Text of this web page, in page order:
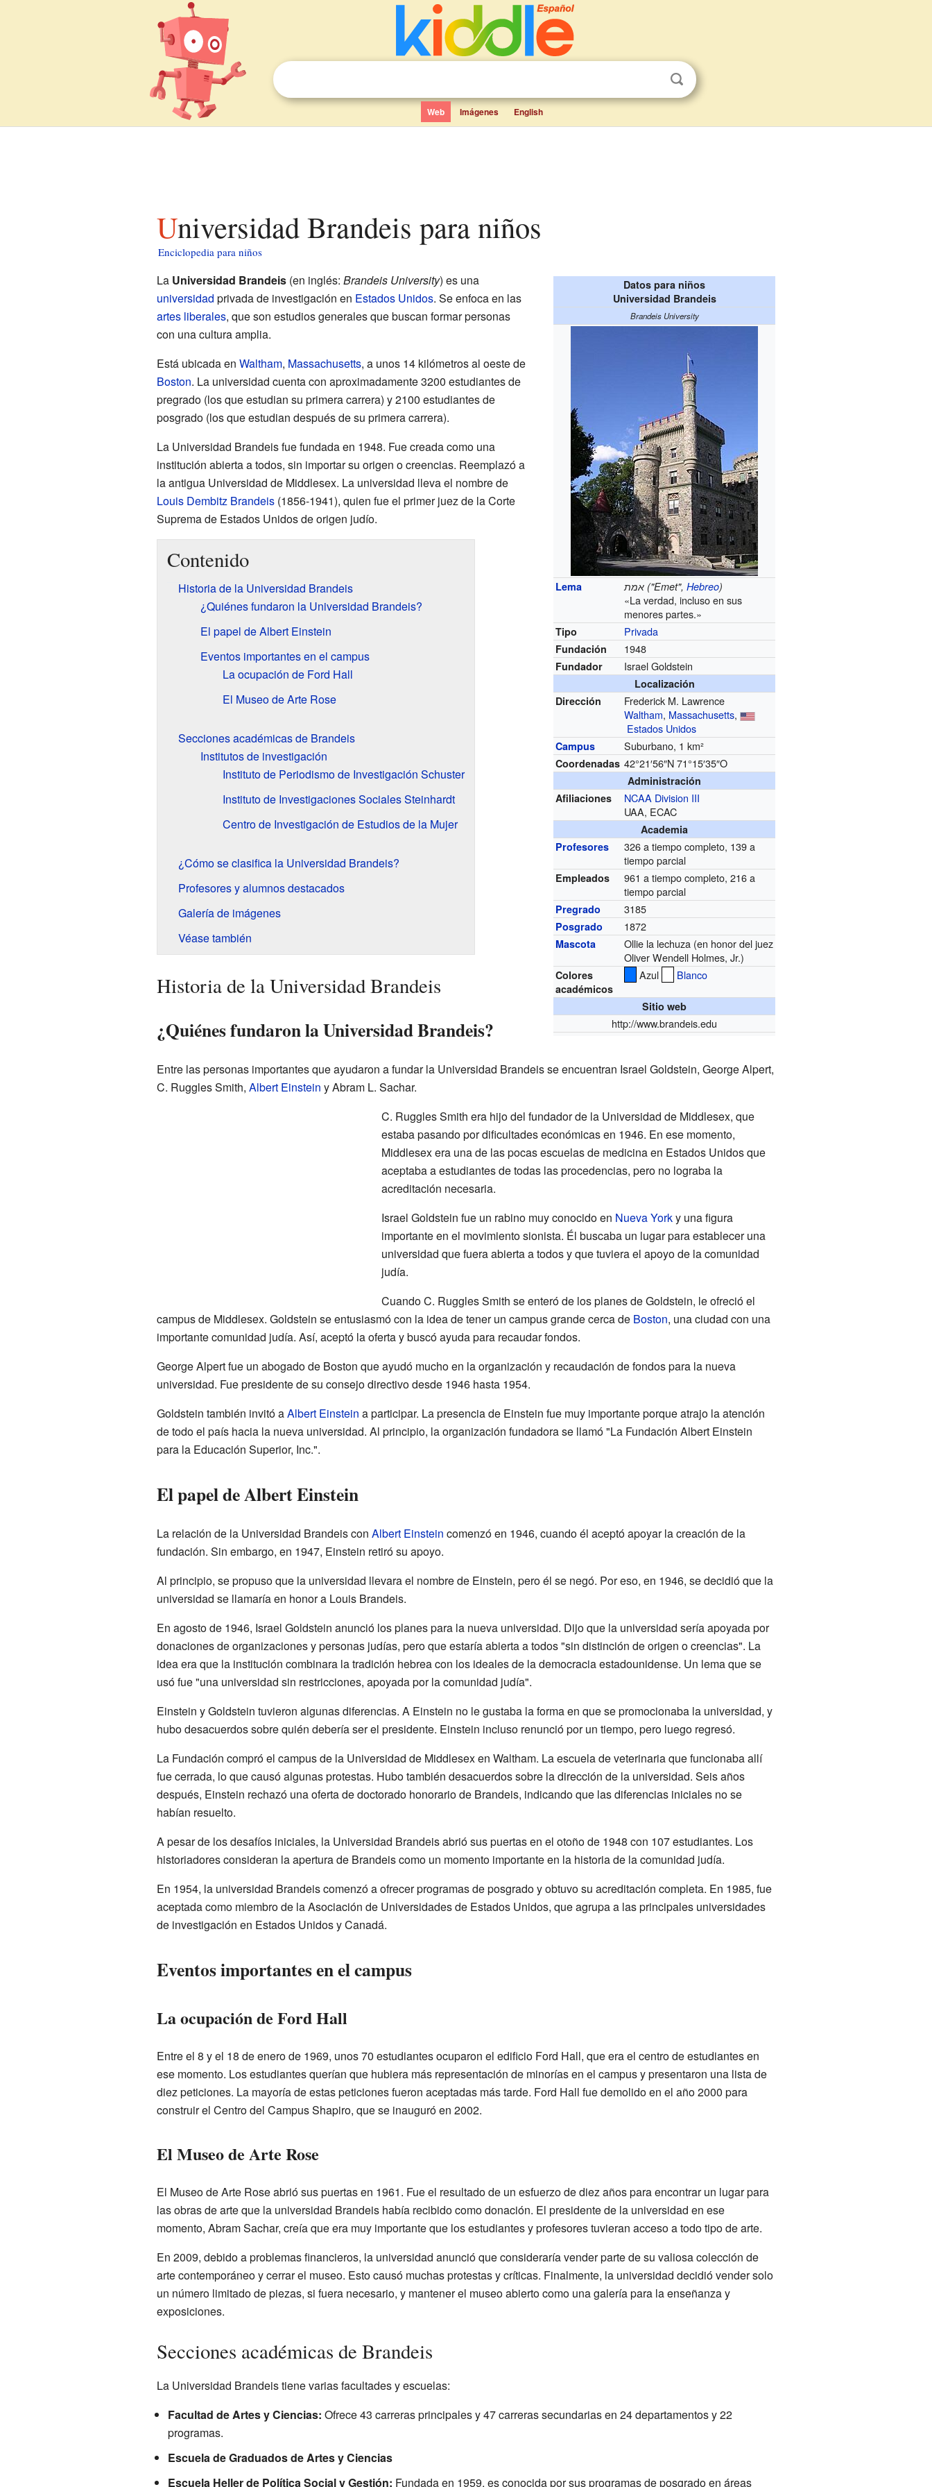
Web Imágenes English
Universidad Brandeis para niños
Enciclopedia para niños
Datos para niños
Universidad Brandeis
Brandeis University
Lema אמת ("Emet",Hebreo)
«La verdad, incluso en sus
menores partes.»
Tipo Privada
Fundación 1948
Fundador Israel Goldstein
Localización
Dirección
Frederick M. Lawrence
Waltham, Massachusetts,
Estados Unidos
Campus Suburbano, 1 km²
Coordenadas 42°21′56″N 71°15′35″O
Administración
Afiliaciones
NCAA Division III
UAA, ECAC
Academia
Profesores
326 a tiempo completo, 139 a
tiempo parcial
Empleados
961 a tiempo completo, 216 a
tiempo parcial
Pregrado 3185
Posgrado 1872
Mascota
Ollie la lechuza (en honor del juez
Oliver Wendell Holmes, Jr.)
Colores
académicos
Azul Blanco
Sitio web
http://www.brandeis.edu
La Universidad Brandeis(en inglés: Brandeis University) es una
universidad privada de investigación en Estados Unidos. Se enfoca en las
artes liberales, que son estudios generales que buscan formar personas
con una cultura amplia.
Está ubicada en Waltham, Massachusetts, a unos 14 kilómetros al oeste de
Boston. La universidad cuenta con aproximadamente 3200 estudiantes de
pregrado (los que estudian su primera carrera) y 2100 estudiantes de
posgrado (los que estudian después de su primera carrera).
La Universidad Brandeis fue fundada en 1948. Fue creada como una
institución abierta a todos, sin importar su origen o creencias. Reemplazó a
la antigua Universidad de Middlesex. La universidad lleva el nombre de
Louis Dembitz Brandeis(1856-1941), quien fue el primer juez de la Corte
Suprema de Estados Unidos de origen judío.
Contenido
Historia de la Universidad Brandeis
¿Quiénes fundaron la Universidad Brandeis?
El papel de Albert Einstein
Eventos importantes en el campus
La ocupación de Ford Hall
El Museo de Arte Rose
Secciones académicas de Brandeis
Institutos de investigación
Instituto de Periodismo de Investigación Schuster
Instituto de Investigaciones Sociales Steinhardt
Centro de Investigación de Estudios de la Mujer
¿Cómo se clasifica la Universidad Brandeis?
Profesores y alumnos destacados
Galería de imágenes
Véase también
Historia de la Universidad Brandeis
¿Quiénes fundaron la Universidad Brandeis?
Entre las personas importantes que ayudaron a fundar la Universidad Brandeis se encuentran Israel Goldstein, George Alpert,
C. Ruggles Smith, Albert Einstein y Abram L. Sachar.
C. Ruggles Smith era hijo del fundador de la Universidad de Middlesex, que
estaba pasando por dificultades económicas en 1946. En ese momento,
Middlesex era una de las pocas escuelas de medicina en Estados Unidos que
aceptaba a estudiantes de todas las procedencias, pero no lograba la
acreditación necesaria.
Israel Goldstein fue un rabino muy conocido en Nueva Yorky una figura
importante en el movimiento sionista. Él buscaba un lugar para establecer una
universidad que fuera abierta a todos y que tuviera el apoyo de la comunidad
judía.
Cuando C. Ruggles Smith se enteró de los planes de Goldstein, le ofreció el
campus de Middlesex. Goldstein se entusiasmó con la idea de tener un campus grande cerca de Boston, una ciudad con una
importante comunidad judía. Así, aceptó la oferta y buscó ayuda para recaudar fondos.
George Alpert fue un abogado de Boston que ayudó mucho en la organización y recaudación de fondos para la nueva
universidad. Fue presidente de su consejo directivo desde 1946 hasta 1954.
Goldstein también invitó aAlbert Einstein a participar. La presencia de Einstein fue muy importante porque atrajo la atención
de todo el país hacia la nueva universidad. Al principio, la organización fundadora se llamó "La Fundación Albert Einstein
para la Educación Superior, Inc.".
El papel de Albert Einstein
La relación de la Universidad Brandeis con Albert Einstein comenzó en 1946, cuando él aceptó apoyar la creación de la
fundación. Sin embargo, en 1947, Einstein retiró su apoyo.
Al principio, se propuso que la universidad llevara el nombre de Einstein, pero él se negó. Por eso, en 1946, se decidió que la
universidad se llamaría en honor a Louis Brandeis.
En agosto de 1946, Israel Goldstein anunció los planes para la nueva universidad. Dijo que la universidad sería apoyada por
donaciones de organizaciones y personas judías, pero que estaría abierta a todos "sin distinción de origen o creencias". La
idea era que la institución combinara la tradición hebrea con los ideales de la democracia estadounidense. Un lema que se
usó fue "una universidad sin restricciones, apoyada por la comunidad judía".
Einstein y Goldstein tuvieron algunas diferencias. A Einstein no le gustaba la forma en que se promocionaba la universidad, y
hubo desacuerdos sobre quién debería ser el presidente. Einstein incluso renunció por un tiempo, pero luego regresó.
La Fundación compró el campus de la Universidad de Middlesex en Waltham. La escuela de veterinaria que funcionaba allí
fue cerrada, lo que causó algunas protestas. Hubo también desacuerdos sobre la dirección de la universidad. Seis años
después, Einstein rechazó una oferta de doctorado honorario de Brandeis, indicando que las diferencias iniciales no se
habían resuelto.
A pesar de los desafíos iniciales, la Universidad Brandeis abrió sus puertas en el otoño de 1948 con 107 estudiantes. Los
historiadores consideran la apertura de Brandeis como un momento importante en la historia de la comunidad judía.
En 1954, la universidad Brandeis comenzó a ofrecer programas de posgrado y obtuvo su acreditación completa. En 1985, fue
aceptada como miembro de la Asociación de Universidades de Estados Unidos, que agrupa a las principales universidades
de investigación en Estados Unidos y Canadá.
Eventos importantes en el campus
La ocupación de Ford Hall
Entre el 8 y el 18 de enero de 1969, unos 70 estudiantes ocuparon el edificio Ford Hall, que era el centro de estudiantes en
ese momento. Los estudiantes querían que hubiera más representación de minorías en el campus y presentaron una lista de
diez peticiones. La mayoría de estas peticiones fueron aceptadas más tarde. Ford Hall fue demolido en el año 2000 para
construir el Centro del Campus Shapiro, que se inauguró en 2002.
El Museo de Arte Rose
El Museo de Arte Rose abrió sus puertas en 1961. Fue el resultado de un esfuerzo de diez años para encontrar un lugar para
las obras de arte que la universidad Brandeis había recibido como donación. El presidente de la universidad en ese
momento, Abram Sachar, creía que era muy importante que los estudiantes y profesores tuvieran acceso a todo tipo de arte.
En 2009, debido a problemas financieros, la universidad anunció que consideraría vender parte de su valiosa colección de
arte contemporáneo y cerrar el museo. Esto causó muchas protestas y críticas. Finalmente, la universidad decidió vender solo
un número limitado de piezas, si fuera necesario, y mantener el museo abierto como una galería para la enseñanza y
exposiciones.
Secciones académicas de Brandeis
La Universidad Brandeis tiene varias facultades y escuelas:
Facultad de Artes y Ciencias: Ofrece 43 carreras principales y 47 carreras secundarias en 24 departamentos y 22
programas.
Escuela de Graduados de Artes y Ciencias
Escuela Heller de Política Social y Gestión: Fundada en 1959, es conocida por sus programas de posgrado en áreas